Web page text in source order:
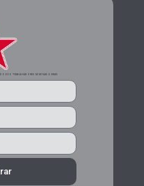
DOS TRABALHADORES DE MINAS GERAIS